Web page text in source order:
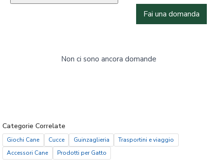
Fai una domanda
Non ci sono ancora domande
Categorie Correlate
Giochi Cane Cucce Guinzaglieria
Trasportini e viaggio
Accessori Cane
Prodotti per Gatto